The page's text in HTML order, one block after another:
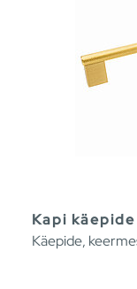
Kapi käepide
Käepide,